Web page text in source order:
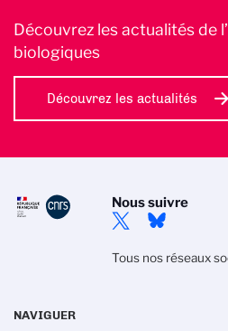
Découvrez les actualités de
biologiques
Découvrez les actualités
Nous suivre
Tous nos réseaux
NAVIGUER